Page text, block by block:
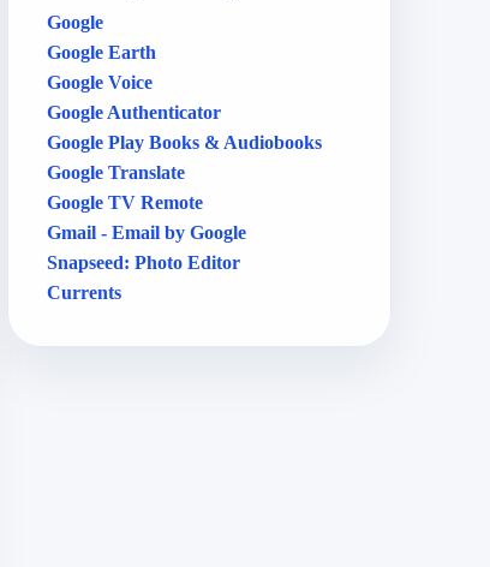
Google
Google Earth
Google Voice
Google Authenticator
Google Play Books & Audiobooks
Google Translate
Google TV Remote
Gmail - Email by Google
Snapseed: Photo Editor
Currents